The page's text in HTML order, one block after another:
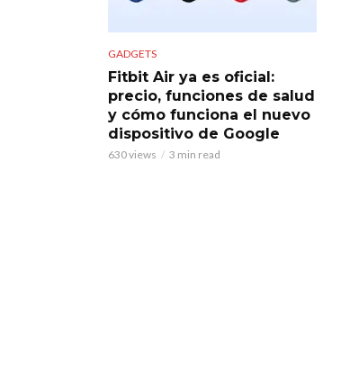
GADGETS
Fitbit Air ya es oficial:
precio, funciones de salud
y cómo funciona el nuevo
dispositivo de Google
630 views 3 min read